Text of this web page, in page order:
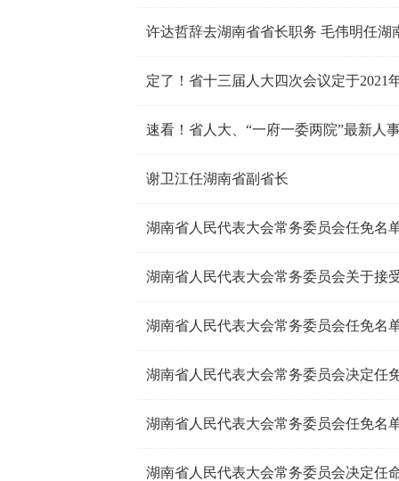
许达哲辞去湖南省省长职务 毛伟明任湖
定了！省十三届人大四次会议定于2021
速看！省人大、“一府一委两院”最新人
谢卫江任湖南省副省长
湖南省人民代表大会常务委员会任免名
湖南省人民代表大会常务委员会任免名
湖南省人民代表大会常务委员会决定任
湖南省人民代表大会常务委员会任免名
湖南省人民代表大会常务委员会决定任